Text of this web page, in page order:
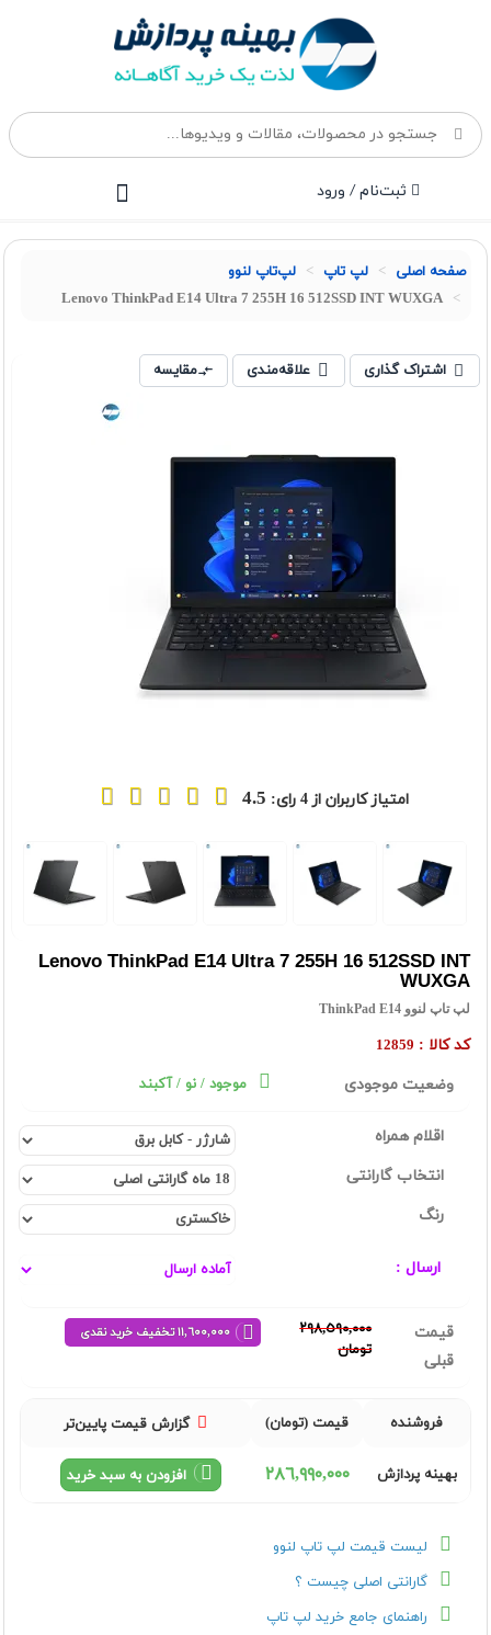
ثبت‌نام / ورود
صفحه اصلی لپ تاپ لپ‌تاپ لنوو
Lenovo ThinkPad E14 Ultra 7 255H 16 512SSD INT WUXGA
اشتراک گذاری علاقه‌مندی مقایسه
امتیاز کاربران از4 رای: 4.5
Lenovo ThinkPad E14 Ultra 7 255H 16 512SSD INT
WUXGA
لپ تاپ لنوو ThinkPad E14
کد کالا : 12859
وضعیت موجودی موجود / نو / آکبند
اقلام همراه
انتخاب گارانتی
رنگ
ارسال :
قیمت
قبلی
٢٩٨,٥٩٠,٠٠٠
تومان
فروشنده قیمت (تومان) گزارش قیمت پایین‌تر
بهینه پردازش ٢٨٦,٩٩٠,٠٠٠ افزودن به سبد خرید
لیست قیمت لپ تاپ لنوو
گارانتی اصلی چیست ؟
راهنمای جامع خرید لپ تاپ